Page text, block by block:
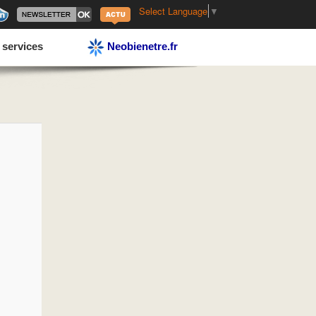
Select Language ▼
services Neobienetre.fr